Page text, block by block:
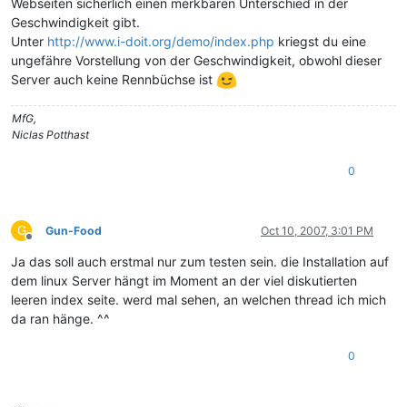
Geschwindigkeit gibt.
Unter http://www.i-doit.org/demo/index.php kriegst du eine
ungefähre Vorstellung von der Geschwindigkeit, obwohl dieser
Server auch keine Rennbüchse ist
MfG,
Niclas Potthast
0
G
Offline
Gun-Food Oct 10, 2007, 3:01 PM
Ja das soll auch erstmal nur zum testen sein. die Installation auf
dem linux Server hängt im Moment an der viel diskutierten
leeren index seite. werd mal sehen, an welchen thread ich mich
da ran hänge. ^^
0